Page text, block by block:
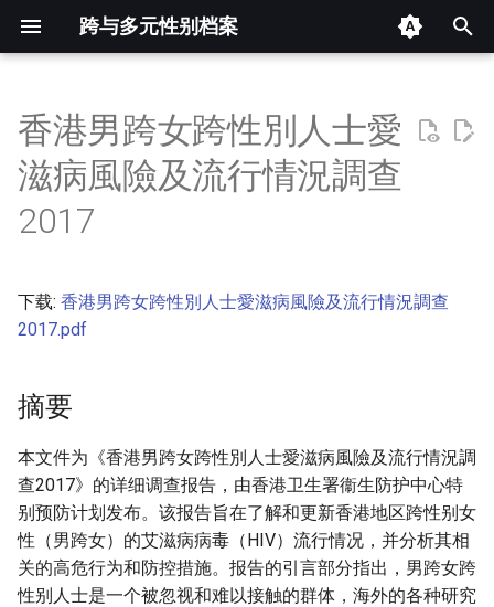
跨与多元性别档案
入
以
开
始
索
摘要
其他信息 [Processed Page
Metadata]
香港男跨女跨性別人士愛
滋病風險及流行情況調查
2017
下载: 香港男跨女跨性別人士愛滋病風險及流行情況調查
2017.pdf
摘要
本文件为《香港男跨女跨性別人士愛滋病風險及流行情況調
查2017》的详细调查报告，由香港卫生署衞生防护中心特
别预防计划发布。该报告旨在了解和更新香港地区跨性别女
性（男跨女）的艾滋病病毒（HIV）流行情况，并分析其相
关的高危行为和防控措施。报告的引言部分指出，男跨女跨
性别人士是一个被忽视和难以接触的群体，海外的各种研究